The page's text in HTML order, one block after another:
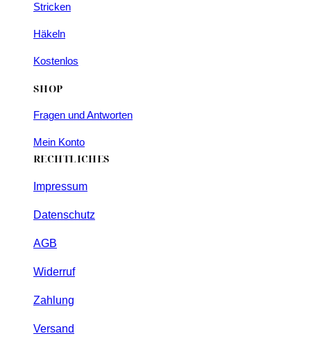
Stricken
Häkeln
Kostenlos
SHOP
Fragen und Antworten
Mein Konto
RECHTLICHES
Impressum
Datenschutz
AGB
Widerruf
Zahlung
Versand